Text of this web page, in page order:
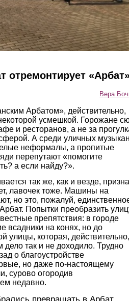
отремонтирует
Вера
Арбатом», действительно,
усмешкой. Горожане
и ресторанов, а не за
А среди уличных
неформалы, а пропитые
перепутают «помогите
а если найду?».
так же, как и везде,
лавочек тоже. Машины на
но это, пожалуй,
Попытки преобразить
препятствия: в городе
всадники на конях, но до
улицы, которая, действительно,
так и не доходило. Трудно
о благоустройстве
но даже по-настоящему
сурово огородив
недавно.
превращать в Арбат